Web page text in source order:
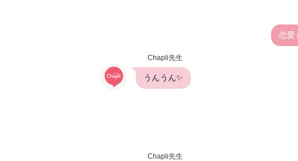
恋愛
Chapli先生
うんうん✨
Chapli先生